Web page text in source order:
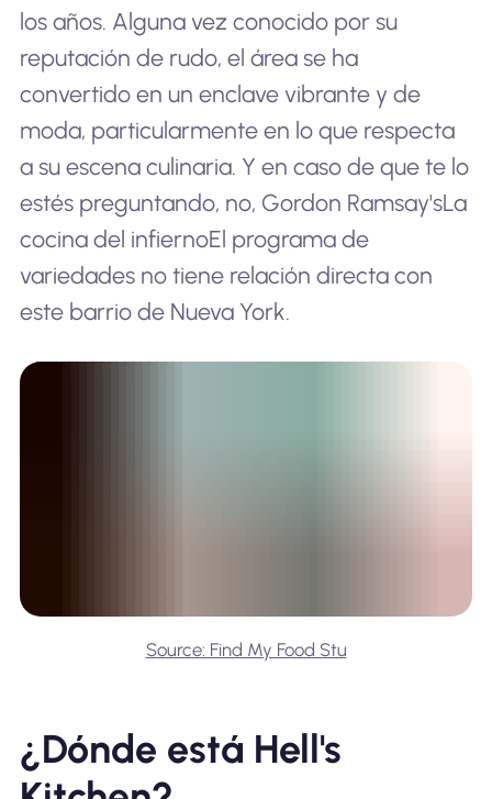
los años. Alguna vez conocido por su
reputación de rudo, el área se ha
convertido en un enclave vibrante y de
moda, particularmente en lo que respecta
a su escena culinaria. Y en caso de que te lo
estés preguntando, no, Gordon Ramsay'sLa
cocina del infiernoEl programa de
variedades no tiene relación directa con
este barrio de Nueva York.
Source: Find My Food Stu
¿Dónde está Hell's